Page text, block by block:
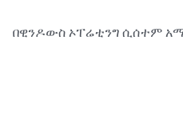
በዊንዶውስ ኦፐሬቲንግ ሲሰተም